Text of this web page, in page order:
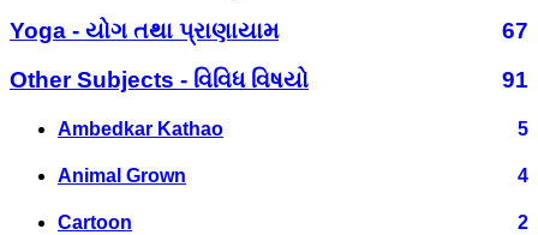
Yoga - યોગ તથા પ્રાણાયામ
67
Other Subjects - વિવિધ વિષયો
91
Ambedkar Kathao 5
Animal Grown 4
Cartoon 2